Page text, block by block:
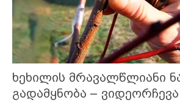
ხეხილის მრავალწლიანი
გადამყნობა – ვიდეორჩევა